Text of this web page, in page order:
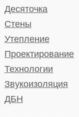
Десяточка
Стены
Утепление
Проектирование
Технологии
Звукоизоляция
ДБН